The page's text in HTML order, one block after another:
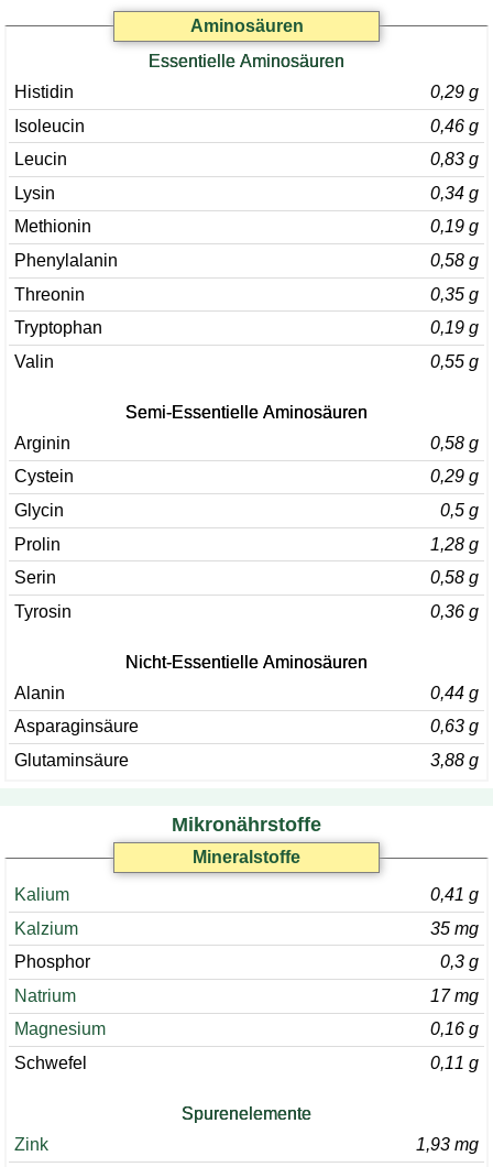
Aminosäuren
Essentielle Aminosäuren
Histidin
0,29 g
Isoleucin
0,46 g
Leucin
0,83 g
Lysin
0,34 g
Methionin
0,19 g
Phenylalanin
0,58 g
Threonin
0,35 g
Tryptophan
0,19 g
Valin
0,55 g
Semi-Essentielle Aminosäuren
Arginin
0,58 g
Cystein
0,29 g
Glycin
0,5 g
Prolin
1,28 g
Serin
0,58 g
Tyrosin
0,36 g
Nicht-Essentielle Aminosäuren
Alanin
0,44 g
Asparaginsäure
0,63 g
Glutaminsäure
3,88 g
Mikronährstoffe
Mineralstoffe
Kalium
0,41 g
Kalzium
35 mg
Phosphor
0,3 g
Natrium
17 mg
Magnesium
0,16 g
Schwefel
0,11 g
Spurenelemente
Zink
1,93 mg